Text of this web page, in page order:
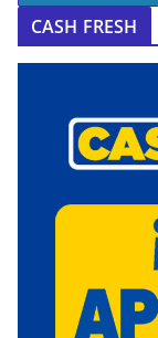
CASH FRESH